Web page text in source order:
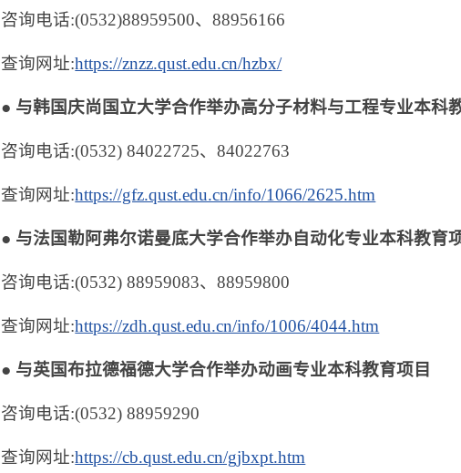
咨询电话:(0532)88959500、88956166
查询网址:https://znzz.qust.edu.cn/hzbx/
● 与韩国庆尚国立大学合作举办高分子材料与工程专业本科
咨询电话:(0532) 84022725、84022763
查询网址:https://gfz.qust.edu.cn/info/1066/2625.htm
● 与法国勒阿弗尔诺曼底大学合作举办自动化专业本科教育
咨询电话:(0532) 88959083、88959800
查询网址:https://zdh.qust.edu.cn/info/1006/4044.htm
● 与英国布拉德福德大学合作举办动画专业本科教育项目
咨询电话:(0532) 88959290
查询网址:https://cb.qust.edu.cn/gjbxpt.htm